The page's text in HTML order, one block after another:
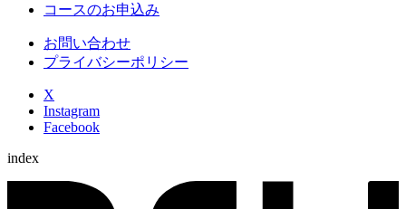
コースのお申込み
お問い合わせ
プライバシーポリシー
X
Instagram
Facebook
index